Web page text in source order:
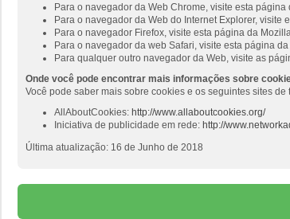
Para o navegador da Web Chrome, visite esta página
Para o navegador da Web do Internet Explorer, visite
Para o navegador Firefox, visite esta página da
Para o navegador da web Safari, visite esta página da
Para qualquer outro navegador da Web, visite as
Onde você pode encontrar mais informações sobre
Você pode saber mais sobre cookies e os seguintes sites de
AllAboutCookies: http://www.allaboutcookies.org/
Iniciativa de publicidade em rede: http://
Última atualização: 16 de Junho de 2018